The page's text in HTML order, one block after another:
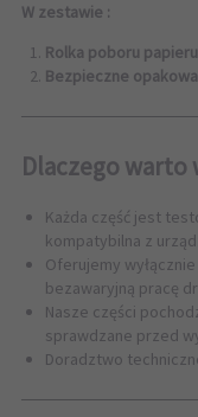
W zestawie :
Rolka poboru papieru
Bezpieczne
Dlaczego
Każda część jest
kompatybilna z
Oferujemy
bezawaryjną pracę
Nasze części
sprawdzane przed
Doradztwo